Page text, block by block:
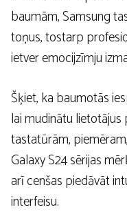
baumām, Samsung
toņus, tostarp
ietver emocijzīmju
Šķiet, ka baumotās
lai mudinātu
tastatūrām,
Galaxy S24 sērijas
arī cenšas piedāvāt
interfeisu.